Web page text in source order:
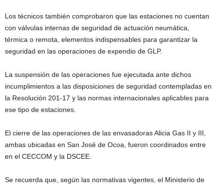
Los técnicos también comprobaron que las estaciones no cuentan
con válvulas internas de seguridad de actuación neumática,
térmica o remota, elementos indispensables para garantizar la
seguridad en las operaciones de expendio de GLP.
La suspensión de las operaciones fue ejecutada ante dichos
incumplimientos a las disposiciones de seguridad contempladas en
la Resolución 201-17 y las normas internacionales aplicables para
ese tipo de estaciones.
El cierre de las operaciones de las envasadoras Alicia Gas II y III,
ambas ubicadas en San José de Ocoa, fueron coordinados entre
en el CECCOM y la DSCEE.
Se recuerda que, según las normativas vigentes, el Ministerio de